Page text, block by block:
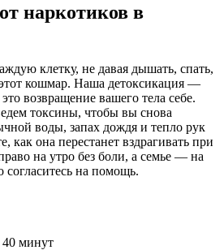
наркотиков в
клетку, не давая дышать, спать,
кошмар. Наша детоксикация —
возвращение вашего тела себе.
токсины, чтобы вы снова
воды, запах дождя и тепло рук
как она перестанет вздрагивать при
на утро без боли, а семье — на
согласитесь на помощь.
40 минут